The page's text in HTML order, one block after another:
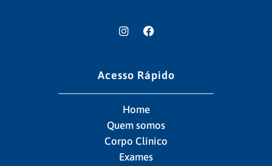
Acesso Rápido
Home
Quem somos
Corpo Clínico
Exames